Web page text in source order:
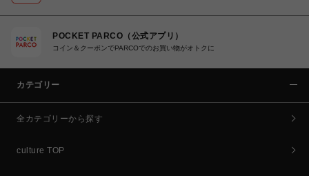
POCKET PARCO（公式アプリ）
コイン＆クーポンでPARCOでのお買い物がオトクに
カテゴリー
全カテゴリーから探す
culture TOP